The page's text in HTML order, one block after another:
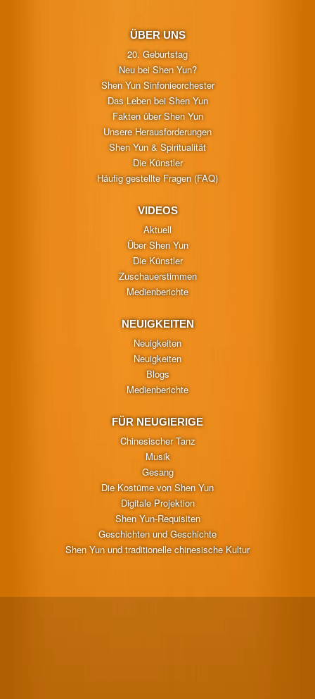
ÜBER UNS
20. Geburtstag
Neu bei Shen Yun?
Shen Yun Sinfonieorchester
Das Leben bei Shen Yun
Fakten über Shen Yun
Unsere Herausforderungen
Shen Yun & Spiritualität
Die Künstler
Häufig gestellte Fragen (FAQ)
VIDEOS
Aktuell
Über Shen Yun
Die Künstler
Zuschauerstimmen
Medienberichte
NEUIGKEITEN
Neuigkeiten
Neuigkeiten
Blogs
Medienberichte
FÜR NEUGIERIGE
Chinesischer Tanz
Musik
Gesang
Die Kostüme von Shen Yun
Digitale Projektion
Shen Yun-Requisiten
Geschichten und Geschichte
Shen Yun und traditionelle chinesische Kultur